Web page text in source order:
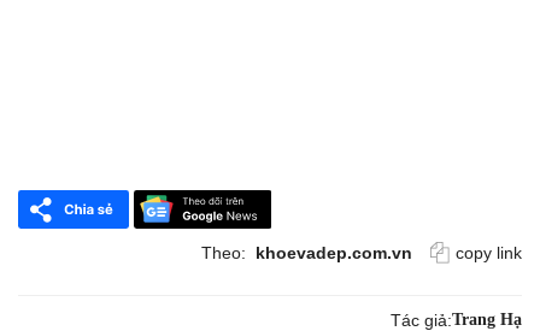
Theo: khoevadep.com.vn copy link
Tác giả:Trang Hạ